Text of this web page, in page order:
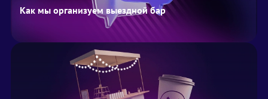
Как мы организуем выездной бар